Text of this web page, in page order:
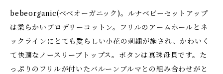
bebeorganic(べべオーガニック)。ルナベビーセットアップ
は柔らかいブロデリーコットン。フリルのアームホールとネ
ックラインにとても愛らしい小花の刺繍が施され、かわいく
て快適なノースリーブトップス。ボタンは真珠母貝です。た
っぷりのフリルが付いたバルーンブルマとの組み合わせがと